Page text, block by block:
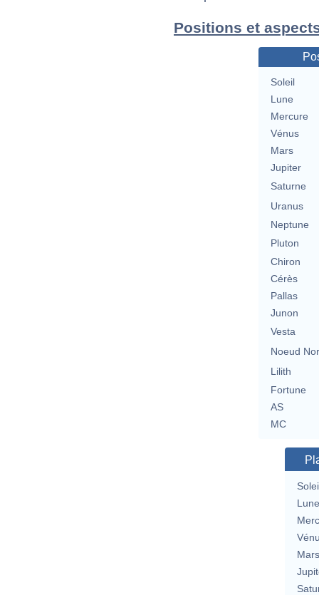
Positions et
Soleil
Lune
Mercure
Vénus
Mars
Jupiter
Saturne
Uranus
Neptune
Pluton
Chiron
Cérès
Pallas
Junon
Vesta
Noeud
Lilith
Fortune
AS
MC
Lune
Mars